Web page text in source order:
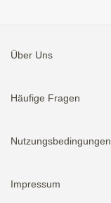
Über Uns
Häufige Fragen
Nutzungsbedingungen
Impressum